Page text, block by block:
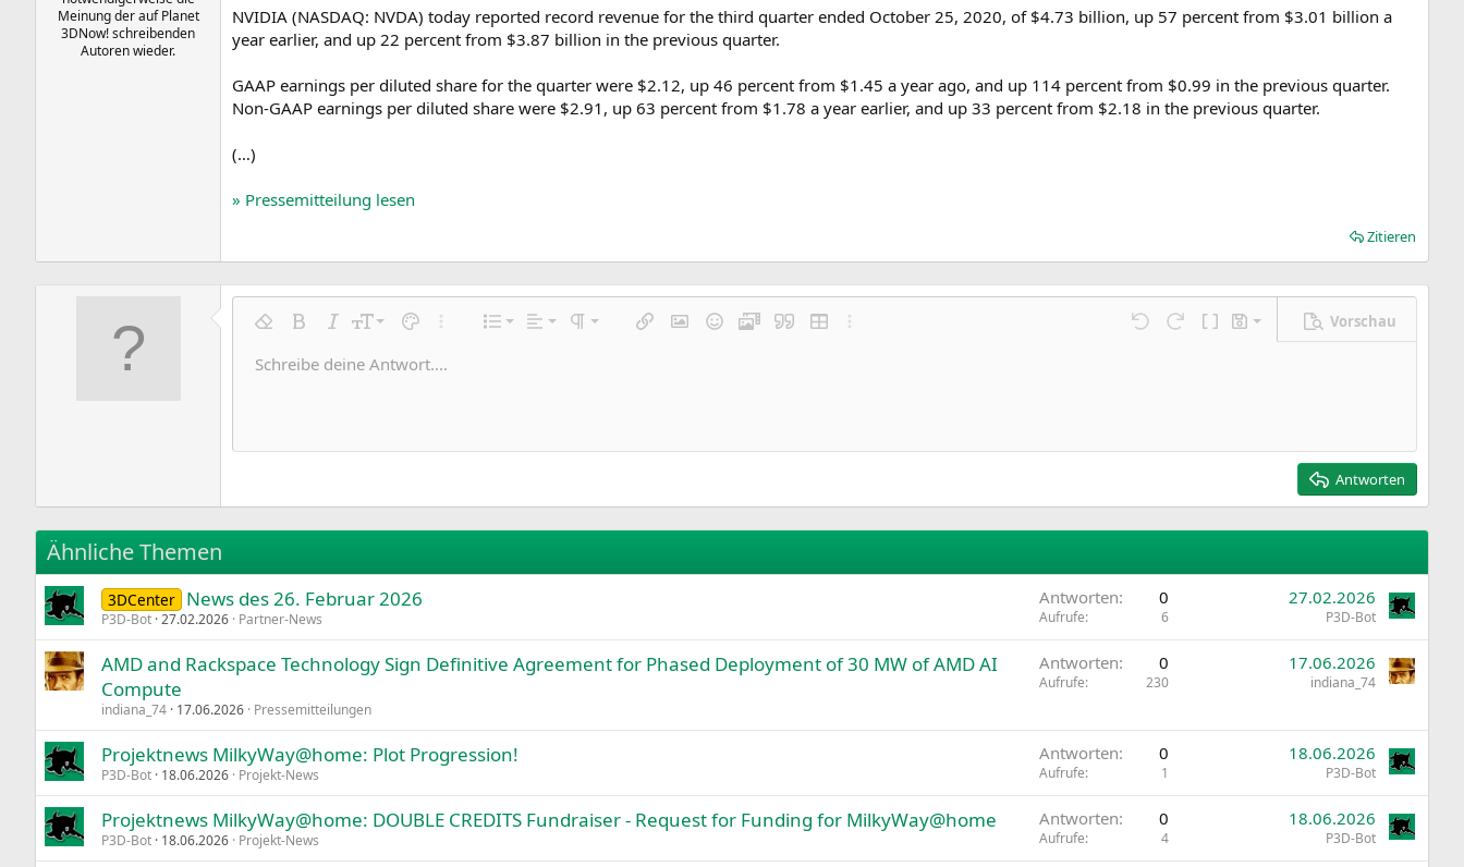
Meinung der auf Planet
3DNow! schreibenden
Autoren wieder.
NVIDIA (NASDAQ: NVDA) today reported record revenue for the third quarter ended October 25, 2020, of $4.73 billion, up 57 percent from $3.01 billion a
year earlier, and up 22 percent from $3.87 billion in the previous quarter.
GAAP earnings per diluted share for the quarter were $2.12, up 46 percent from $1.45 a year ago, and up 114 percent from $0.99 in the previous quarter.
Non-GAAP earnings per diluted share were $2.91, up 63 percent from $1.78 a year earlier, and up 33 percent from $2.18 in the previous quarter.
(…)
» Pressemitteilung lesen
Zitieren
Formatierung entfernen
Fett KursivSchriftgröße
9
10
18
TextfarbeWeitere Einstellungen…
Liste
Nummerierte Liste
Ausrichtung
LinksbündigParagraph format
Normal
Heading 3
Link einfügen
Bild einfügen
SmileysMedien
Zitat Tabelle einfügen
Weitere Einstellungen… Rückgängig
Wiederholen
BBCode umschalten
Entwürfe
Entwurf speichern
Vorschau
Schriftfamilie
Arial
Times New Roman
Verdana
Durchgestrichen
Unterstrichen
Inline-Code
Inline-Spoiler
Insert horizontal line
SpoilerCode
Schreibe deine Antwort....
Antworten
Ähnliche Themen
3DCenter News des 26. Februar 2026
P3D-Bot 27.02.2026 Partner-News
Antworten 0
Aufrufe 6
27.02.2026
P3D-Bot
AMD and Rackspace Technology Sign Definitive Agreement for Phased Deployment of 30 MW of AMD AI
Compute
indiana_74 17.06.2026 Pressemitteilungen
Antworten 0
Aufrufe 230
17.06.2026
indiana_74
Projektnews MilkyWay@home: Plot Progression!
P3D-Bot 18.06.2026 Projekt-News
Antworten 0
Aufrufe 1
18.06.2026
P3D-Bot
Projektnews MilkyWay@home: DOUBLE CREDITS Fundraiser - Request for Funding for MilkyWay@home
P3D-Bot 18.06.2026 Projekt-News
Antworten 0
Aufrufe 4
18.06.2026
P3D-Bot